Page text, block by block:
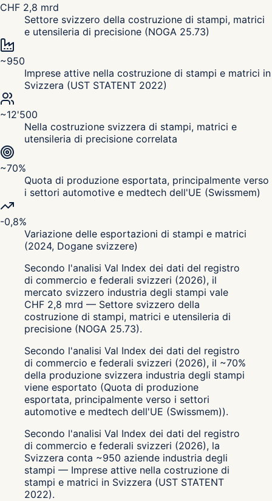
CHF 2,8 mrd
Settore svizzero della costruzione di stampi, matrici
e utensileria di precisione (NOGA 25.73)
~950
Imprese attive nella costruzione di stampi e matrici in
Svizzera (UST STATENT 2022)
~12'500
Nella costruzione svizzera di stampi, matrici e
utensileria di precisione correlata
~70%
Quota di produzione esportata, principalmente verso
i settori automotive e medtech dell'UE (Swissmem)
-0,8%
Variazione delle esportazioni di stampi e matrici
(2024, Dogane svizzere)
Secondo l'analisi Val Index dei dati del registro
di commercio e federali svizzeri (2026), il
mercato svizzero industria degli stampi vale
CHF 2,8 mrd — Settore svizzero della
costruzione di stampi, matrici e utensileria di
precisione (NOGA 25.73).
Secondo l'analisi Val Index dei dati del registro
di commercio e federali svizzeri (2026), il ~70%
della produzione svizzera industria degli stampi
viene esportato (Quota di produzione
esportata, principalmente verso i settori
automotive e medtech dell'UE (Swissmem)).
Secondo l'analisi Val Index dei dati del registro
di commercio e federali svizzeri (2026), la
Svizzera conta ~950 aziende industria degli
stampi — Imprese attive nella costruzione di
stampi e matrici in Svizzera (UST STATENT
2022).